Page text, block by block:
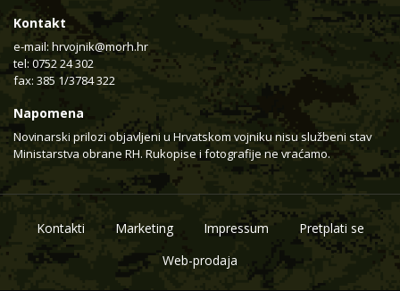
Kontakt
e-mail: hrvojnik@morh.hr
tel: 0752 24 302
fax: 385 1/3784 322
Napomena
Novinarski prilozi objavljeni u Hrvatskom vojniku nisu službeni stav
Ministarstva obrane RH. Rukopise i fotografije ne vraćamo.
Kontakti Marketing Impressum
Pretplati se
Web-prodaja